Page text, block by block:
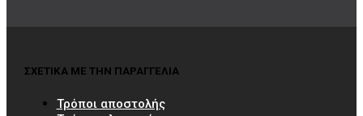
ΣΧΕΤΙΚΑ ΜΕ ΤΗΝ ΠΑΡΑΓΓΕΛΙΑ
Τρόποι αποστολής